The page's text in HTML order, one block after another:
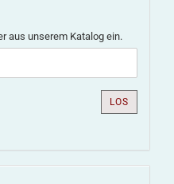
aus unserem Katalog ein.
LOS